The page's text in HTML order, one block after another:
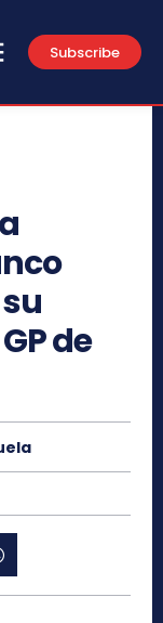
Subscribe
de